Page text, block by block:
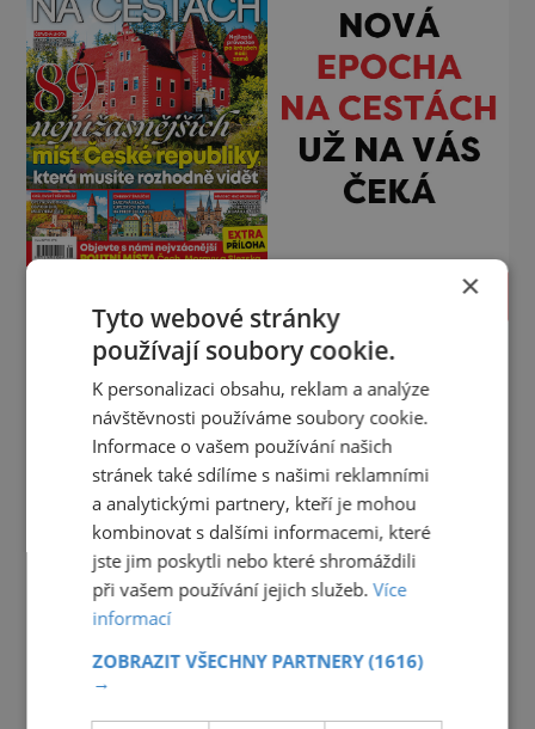
×
Tyto webové stránky
používají soubory cookie.
K personalizaci obsahu, reklam a analýze
návštěvnosti používáme soubory cookie.
Informace o vašem používání našich
stránek také sdílíme s našimi reklamními
a analytickými partnery, kteří je mohou
kombinovat s dalšími informacemi, které
jste jim poskytli nebo které shromáždili
při vašem používání jejich služeb.Více
informací
ZOBRAZIT VŠECHNY PARTNERY(1616)
→